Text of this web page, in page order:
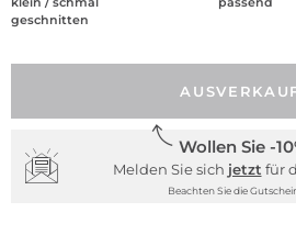
geschnitten
Wollen Sie -
Melden Sie sich jetzt für
Beachten Sie die